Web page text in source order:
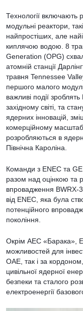
Технології включають
модульні реактори,
найпростіших, але
киплячою водою. 8
Generation (OPG)
атомній станції
травня Tennessee
першого малого
важливі події
західному світі, та
ядерних інновацій,
комерційному
розробляються в
Північна Кароліна.
Команди з ENEC та
разом над оцінкою та
впровадження BWRX-
від ENEC, яка була
потенційного
покоління.
Окрім АЕС «Барака»,
можливостей для
ОАЕ, так і за
цивільної ядерної
безпеки та сталого
електроенергії